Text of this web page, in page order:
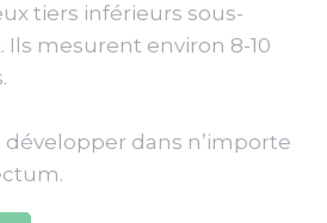
tiers inférieurs sous-
Ils mesurent environ 8-10
dans n’importe